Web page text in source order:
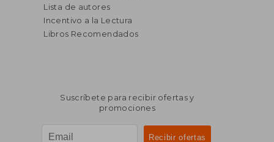
Lista de autores
Incentivo a la Lectura
Libros Recomendados
Suscríbete para recibir ofertas y
promociones